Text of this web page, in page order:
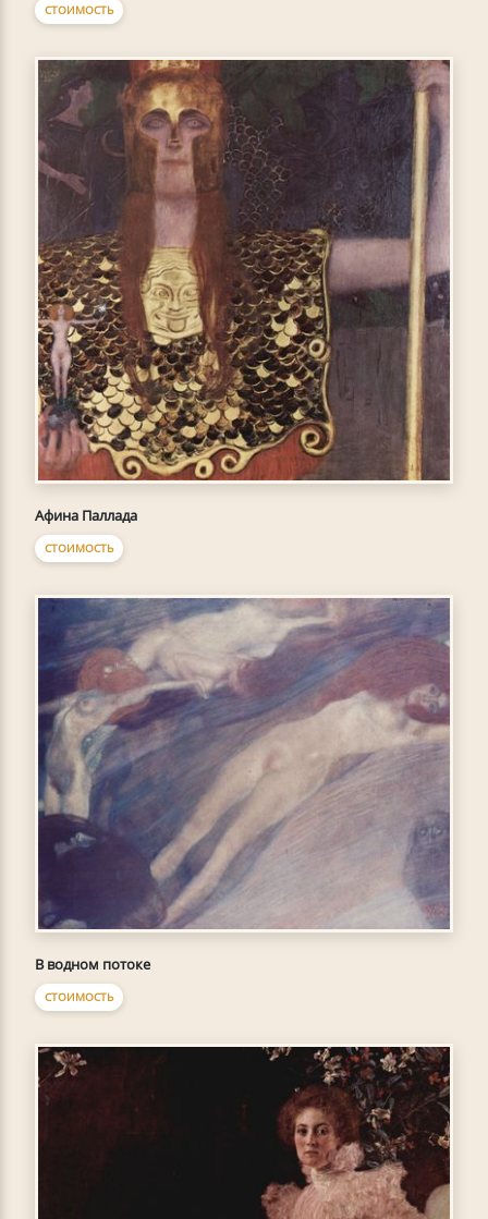
СТОИМОСТЬ
Афина Паллада
СТОИМОСТЬ
В водном потоке
СТОИМОСТЬ